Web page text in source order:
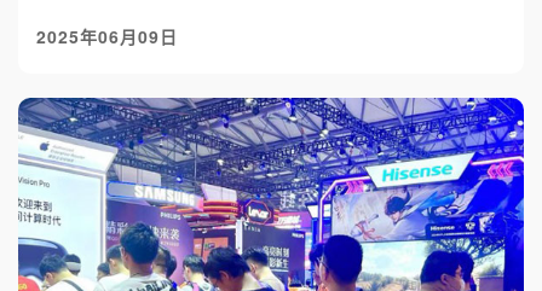
2025年06月09日